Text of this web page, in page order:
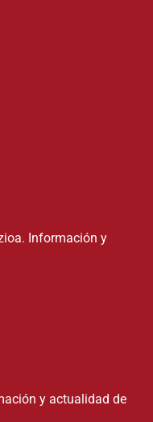
Información y
y actualidad de